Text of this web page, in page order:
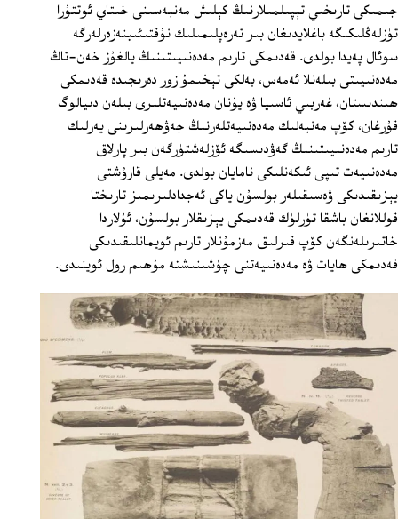
جىمىكى تارىخىي تېپىلمىلارنىڭ كېلىش مەنبەسىنى خىتاي ئوتتۇرا
تۈزلەڭلىكىگە باغلايدىغان بىر تەرەپلىمىلىك نۇقتىئىينەزەرلەرگە
سوئال پەيدا بولدى. قەدىمكى تارىم مەدەنىيىتىنىڭ يالغۇز خەن-تاڭ
مەدەنىيىتى بىلەنلا ئەمەس، بەلكى تېخىمۇ زور دەرىجىدە قەدىمكى
ھىندىستان، غەربىي ئاسىيا ۋە يۇنان مەدەنىيەتلىرى بىلەن دىيالوگ
قۇرغان، كۆپ مەنبەلىك مەدەنىيەتلەرنىڭ جەۋھەرلىرىنى يەرلىك
تارىم مەدەنىيىتىنىڭ گەۋدىسىگە ئۆزلەشتۈرگەن بىر پارلاق
مەدەنىيەت تىپى ئىكەنلىكى نامايان بولدى. مەيلى قارۇشتى
يېزىقىدىكى ۋەسىقىلەر بولسۇن ياكى ئەجدادلىرىمىز تارىختا
قوللانغان باشقا تۈرلۈك قەدىمكى يېزىقلار بولسۇن، ئۇلاردا
خاتىرىلەنگەن كۆپ قىرلىق مەزمۇنلار تارىم ئويمانلىقىدىكى
قەدىمكى ھايات ۋە مەدەنىيەتنى چۈشىنىشتە مۇھىم رول ئوينىدى.